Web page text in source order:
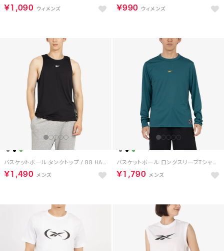
￥1,090 ￥990
バスケットボール タンクトップ / BB HALF COURT TANK （ブラック）
￥1,490
バスケットボール ロングスリーブTシャツ / BASKETBALL ESSENTIALS LS SHOOTING SHIRT （グリーン）
￥1,790